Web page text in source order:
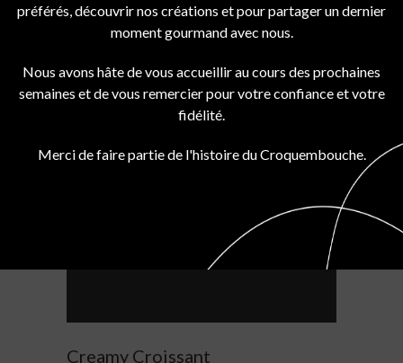
Almond Cake
Breakfast Cookies
Creamy Croissant
préférés, découvrir nos créations et pour partager un dernier
moment gourmand avec nous.
Nous avons hâte de vous accueillir au cours des prochaines
semaines et de vous remercier pour votre confiance et votre
fidélité.
Merci de faire partie de l'histoire du Croquembouche.